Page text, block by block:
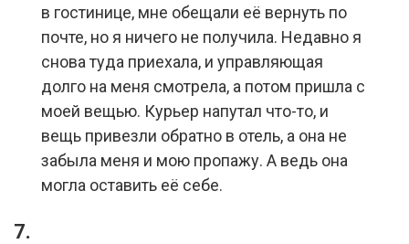
в гостинице, мне обещали её вернуть по
почте, но я ничего не получила. Недавно я
снова туда приехала, и управляющая
долго на меня смотрела, а потом пришла с
моей вещью. Курьер напутал что-то, и
вещь привезли обратно в отель, а она не
забыла меня и мою пропажу. А ведь она
могла оставить её себе.
7.